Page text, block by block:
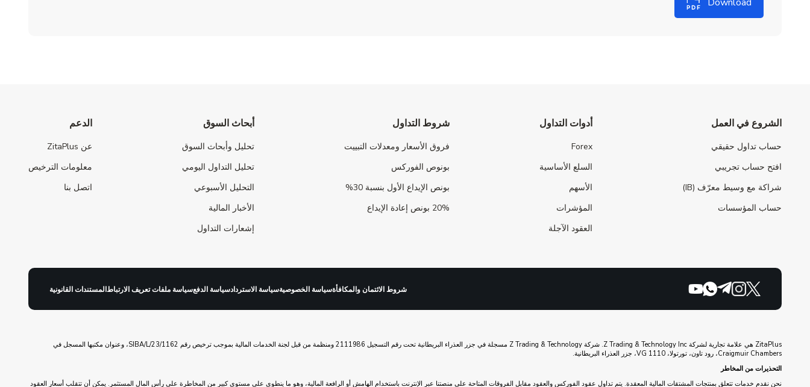
الشروع في العمل
حساب تداول حقيقي
افتح حساب تجريبي
شراكة مع وسيط معرّف (IB)
حساب المؤسسات
أدوات التداول
Forex
السلع الأساسية
الأسهم
المؤشرات
العقود الآجلة
شروط التداول
فروق الأسعار ومعدلات التبييت
بونوص الفوركس
بونص الإيداع الأول بنسبة 30%
20% بونص إعادة الإيداع
أبحاث السوق
تحليل وأبحاث السوق
تحليل التداول اليومي
التحليل الأسبوعي
الأخبار المالية
إشعارات التداول
الدعم
عن ZitaPlus
معلومات الترخيص
اتصل بنا
شروط الائتمان والمكافأةسياسة الخصوصيةسياسة الاستردادسياسة الدفعسياسة ملفات تعريف الارتباطالمستندات القانونية
ZitaPlus هي علامة تجارية لشركة Z Trading & Technology Inc. شركة Z Trading & Technology مسجلة في جزر العذراء البريطانية تحت رقم التسجيل 2111986 ومنظمة من قبل لجنة الخدمات المالية بموجب ترخيص رقم SIBA/L/23/1162، وعنوان مكتبها المسجل في
Craigmuir Chambers، رود تاون، تورتولا، VG 1110، جزر العذراء البريطانية.
التحذيرات من المخاطر
نحن نقدم خدمات تتعلق بمنتجات المشتقات المالية المعقدة. يتم تداول عقود الفوركس والعقود مقابل الفروقات المتاحة على منصتنا عبر الإنترنت باستخدام الهامش أو الرافعة المالية، وهو ما ينطوي على مستوى كبير من المخاطرة على رأس المال المستثمر. يمكن أن تتقلب أسعار العقود